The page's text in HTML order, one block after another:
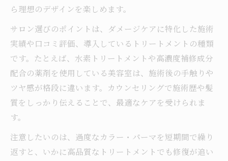
ら理想のデザインを楽しめます。
サロン選びのポイントは、ダメージケアに特化した施術
実績や口コミ評価、導入しているトリートメントの種類
です。たとえば、水素トリートメントや高濃度補修成分
配合の薬剤を使用している美容室は、施術後の手触りや
ツヤ感が格段に違います。カウンセリングで施術歴や髪
質をしっかり伝えることで、最適なケアを受けられま
す。
注意したいのは、過度なカラー・パーマを短期間で繰り
返すと、いかに高品質なトリートメントでも修復が追い